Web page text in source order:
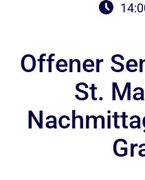
Offener
St.